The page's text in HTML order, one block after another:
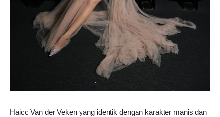
Haico Van der Veken yang identik dengan karakter manis dan